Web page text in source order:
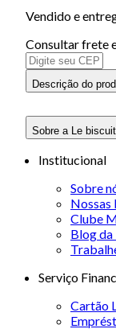
Vendido e
Consultar frete
Descrição do
Sobre a Le biscuit
Institucional
Sobre
Nossas
Clube
Blog da
Serviço
Cartão